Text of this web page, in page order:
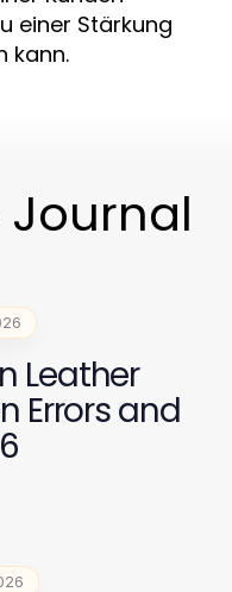
einer Stärkung
kann.
Journal
Leather
Errors and